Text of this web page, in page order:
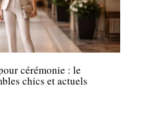
cérémonie : le
chics et actuels